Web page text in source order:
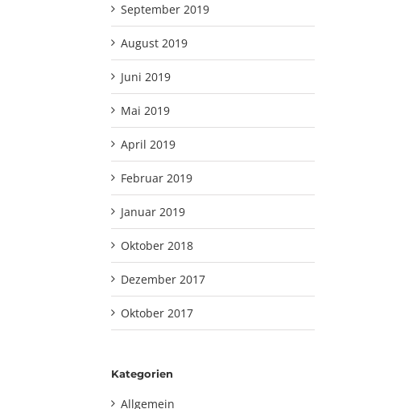
September 2019
August 2019
Juni 2019
Mai 2019
April 2019
Februar 2019
Januar 2019
Oktober 2018
Dezember 2017
Oktober 2017
Kategorien
Allgemein